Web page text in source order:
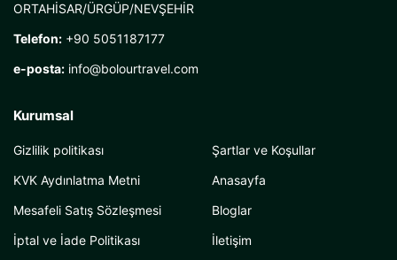
ORTAHİSAR/ÜRGÜP/NEVŞEHİR
Telefon: +90 5051187177
e-posta: info@bolourtravel.com
Kurumsal
Gizlilik politikası
KVK Aydınlatma Metni
Mesafeli Satış Sözleşmesi
İptal ve İade Politikası
Şartlar ve Koşullar
Anasayfa
Bloglar
İletişim